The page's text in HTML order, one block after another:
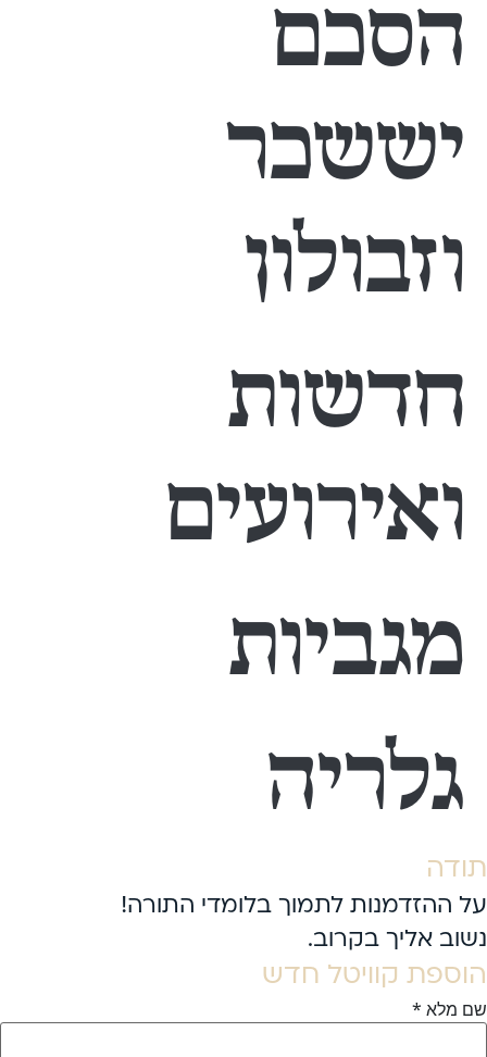
הסכם
יששכר
וזבולון
חדשות
ואירועים
מגביות
גלריה
תודה
על ההזדמנות לתמוך בלומדי התורה!
נשוב אליך בקרוב.
הוספת קוויטל חדש
שם מלא *